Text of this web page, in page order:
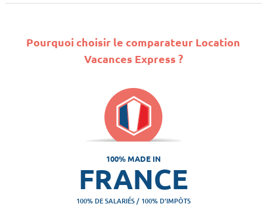
Pourquoi choisir le comparateur Location
Vacances Express ?
100% MADE IN
FRANCE
100% DE SALARIÉS / 100% D'IMPÔTS